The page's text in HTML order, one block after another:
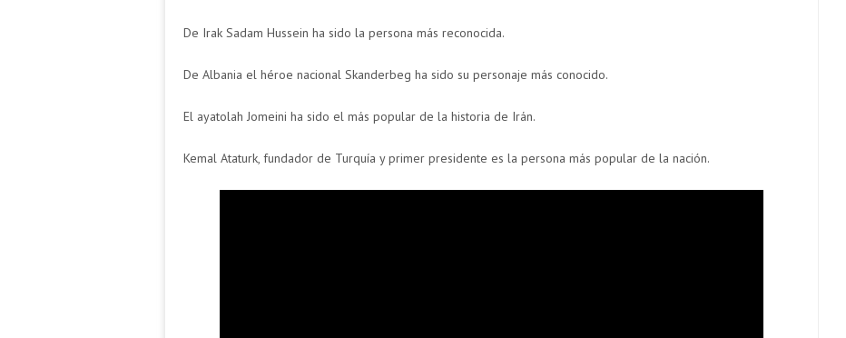
De Irak Sadam Hussein ha sido la persona más reconocida.
De Albania el héroe nacional Skanderbeg ha sido su personaje más conocido.
El ayatolah Jomeini ha sido el más popular de la historia de Irán.
Kemal Ataturk, fundador de Turquía y primer presidente es la persona más popular de la nación.